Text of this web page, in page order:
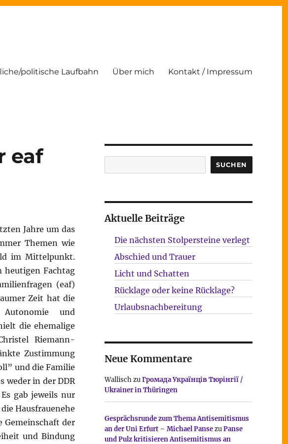
politische Laufbahn Über mich Kontakt / Impressum
eaf
Jahre um das
Themen wie
im Mittelpunkt.
heutigen Fachtag
(eaf)
Zeit hat die
und
die ehemalige
Riemann-
Zustimmung
und die Familie
weder in der DDR
gab jeweils nur
Hausfrauenehe
Gemeinschaft der
und Bindung
SUCHEN
Aktuelle Beiträge
Die nächsten Stolpersteine verlegt
Abschied und Trauer
Licht und Schatten
Rücklage oder keine Rücklage?
Urlaubsnachbereitung
Neue Kommentare
WallischzuГромада Українців Тюрінгії /
Ukrainer in Thüringen
Gesprächsrunde zum Thema Antisemitismus
an der Uni Erfurt – Michael PansezuPanse
und Pulz kritisieren Antisemitismus an